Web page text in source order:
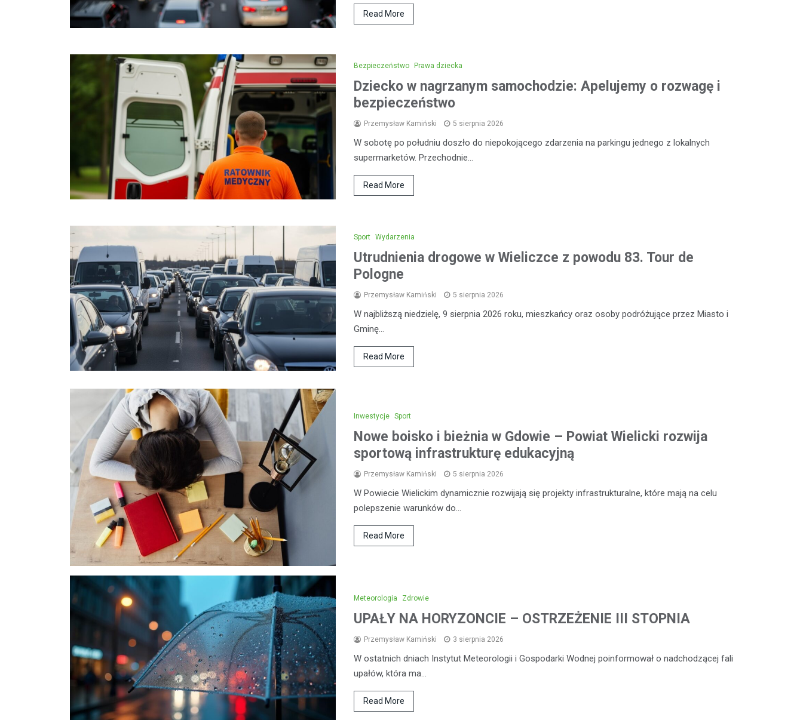
Read More
Bezpieczeństwo Prawa dziecka
Dziecko w nagrzanym samochodzie: Apelujemy o rozwagę i
bezpieczeństwo
Przemysław Kamiński 5 sierpnia 2026
W sobotę po południu doszło do niepokojącego zdarzenia na parkingu jednego z lokalnych
supermarketów. Przechodnie…
Read More
Sport Wydarzenia
Utrudnienia drogowe w Wieliczce z powodu 83. Tour de
Pologne
Przemysław Kamiński 5 sierpnia 2026
W najbliższą niedzielę, 9 sierpnia 2026 roku, mieszkańcy oraz osoby podróżujące przez Miasto i
Gminę…
Read More
Inwestycje Sport
Nowe boisko i bieżnia w Gdowie – Powiat Wielicki rozwija
sportową infrastrukturę edukacyjną
Przemysław Kamiński 5 sierpnia 2026
W Powiecie Wielickim dynamicznie rozwijają się projekty infrastrukturalne, które mają na celu
polepszenie warunków do…
Read More
Meteorologia Zdrowie
UPAŁY NA HORYZONCIE – OSTRZEŻENIE III STOPNIA
Przemysław Kamiński 3 sierpnia 2026
W ostatnich dniach Instytut Meteorologii i Gospodarki Wodnej poinformował o nadchodzącej fali
upałów, która ma…
Read More